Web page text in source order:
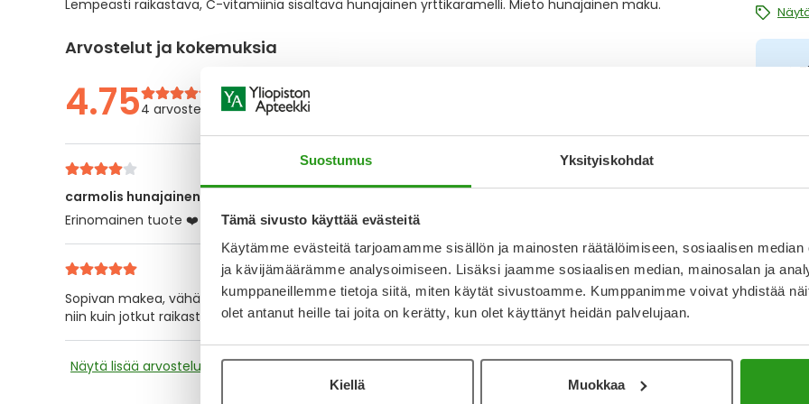
Suostumus Yksityiskohdat
Tämä sivusto käyttää evästeitä
Käytämme evästeitä tarjoamamme sisällön ja mainosten räätälöimiseen, sosiaalisen
ja kävijämäärämme analysoimiseen. Lisäksi jaamme sosiaalisen median, mainosalan ja
kumppaneillemme tietoja siitä, miten käytät sivustoamme. Kumppanimme voivat yhdistää
olet antanut heille tai joita on kerätty, kun olet käyttänyt heidän palvelujaan.
Kiellä Muokkaa
the
gallery
Lempeästi raikastava, C-vitamiinia sisältävä hunajainen yrttikaramelli. Mieto hunajainen maku.
Arvostelut ja kokemuksia
4.754 arvostelua
carmolis hunajainen yrtttikaramelli
Erinomainen tuote ❤️
9.3.2025
Sopivan makea, vähän kuin joisi teetä, jossa on hunajaa :) Ei ole myöskään liian ns. vahvan makuinen,
niin kuin jotkut raikastavat pastillit saattaa olla.
Näytä lisää arvosteluja
Katso